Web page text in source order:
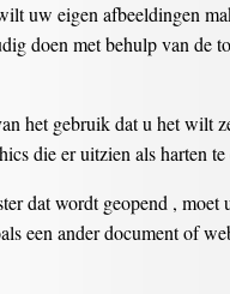
uw eigen afbeeldingen
doen met behulp van de
het gebruik dat u het wilt
die er uitzien als harten te
dat wordt geopend , moet
een ander document of